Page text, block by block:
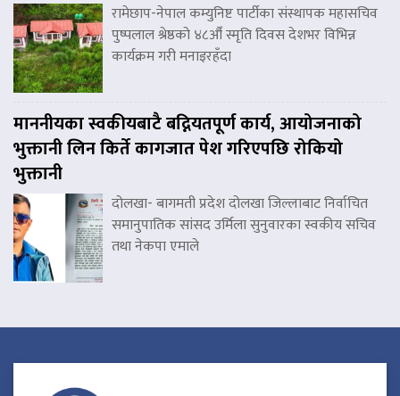
रामेछाप-नेपाल कम्युनिष्ट पार्टीका संस्थापक महासचिव
पुष्पलाल श्रेष्ठको ४८औँ स्मृति दिवस देशभर विभिन्न
कार्यक्रम गरी मनाइरहँदा
माननीयका स्वकीयबाटै बद्नियतपूर्ण कार्य, आयोजनाको
भुक्तानी लिन किर्ते कागजात पेश गरिएपछि रोकियो
भुक्तानी
दोलखा- बागमती प्रदेश दोलखा जिल्लाबाट निर्वाचित
समानुपातिक सांसद उर्मिला सुनुवारका स्वकीय सचिव
तथा नेकपा एमाले